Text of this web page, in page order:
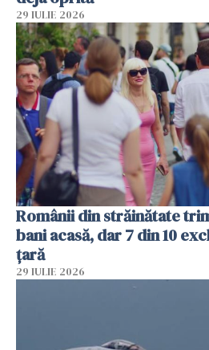
29 IULIE 2026
Românii din străinătate
bani acasă, dar 7 din 10
țară
29 IULIE 2026